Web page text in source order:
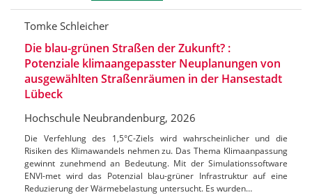
Tomke Schleicher
Die blau-grünen Straßen der Zukunft? :
Potenziale klimaangepasster Neuplanungen von
ausgewählten Straßenräumen in der Hansestadt
Lübeck
Hochschule Neubrandenburg, 2026
Die Verfehlung des 1,5°C-Ziels wird wahrscheinlicher und die
Risiken des Klimawandels nehmen zu. Das Thema Klimaanpassung
gewinnt zunehmend an Bedeutung. Mit der Simulationssoftware
ENVI-met wird das Potenzial blau-grüner Infrastruktur auf eine
Reduzierung der Wärmebelastung untersucht. Es wurden…